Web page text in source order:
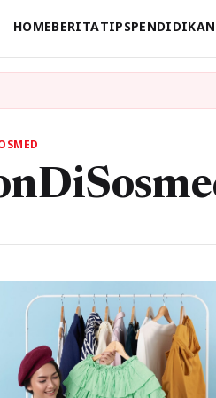
HOMEBERITATIPSPENDIDIKAN